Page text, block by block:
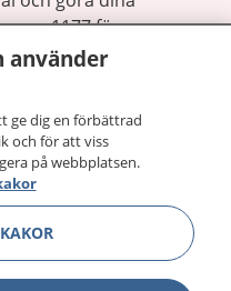
1177 för
bättre.
Visa
Visa
använder
ge dig en förbättrad
och för att viss
på webbplatsen.